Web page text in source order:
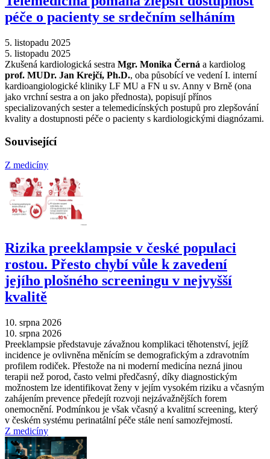
péče o pacienty se srdečním selháním
5. listopadu 2025
5. listopadu 2025
Zkušená kardiologická sestra Mgr. Monika Černá a kardiolog
prof. MUDr. Jan Krejčí, Ph.D., oba působící ve vedení I. interní
kardioangiologické kliniky LF MU a FN u sv. Anny v Brně (ona
jako vrchní sestra a on jako přednosta), popisují přínos
specializovaných sester a telemedicínských postupů pro zlepšování
kvality a dostupnosti péče o pacienty s kardiologickými diagnózami.
Související
Z medicíny
Rizika preeklampsie v české populaci
rostou. Přesto chybí vůle k zavedení
jejího plošného screeningu v nejvyšší
kvalitě
10. srpna 2026
10. srpna 2026
Preeklampsie představuje závažnou komplikaci těhotenství, jejíž
incidence je ovlivněna měnícím se demografickým a zdravotním
profilem rodiček. Přestože na ni moderní medicína nezná jinou
terapii než porod, často velmi předčasný, díky diagnostickým
možnostem lze identifikovat ženy v jejím vysokém riziku a včasným
zahájením prevence předejít rozvoji nejzávažnějších forem
onemocnění. Podmínkou je však včasný a kvalitní screening, který
v českém systému perinatální péče stále není samozřejmostí.
Z medicíny